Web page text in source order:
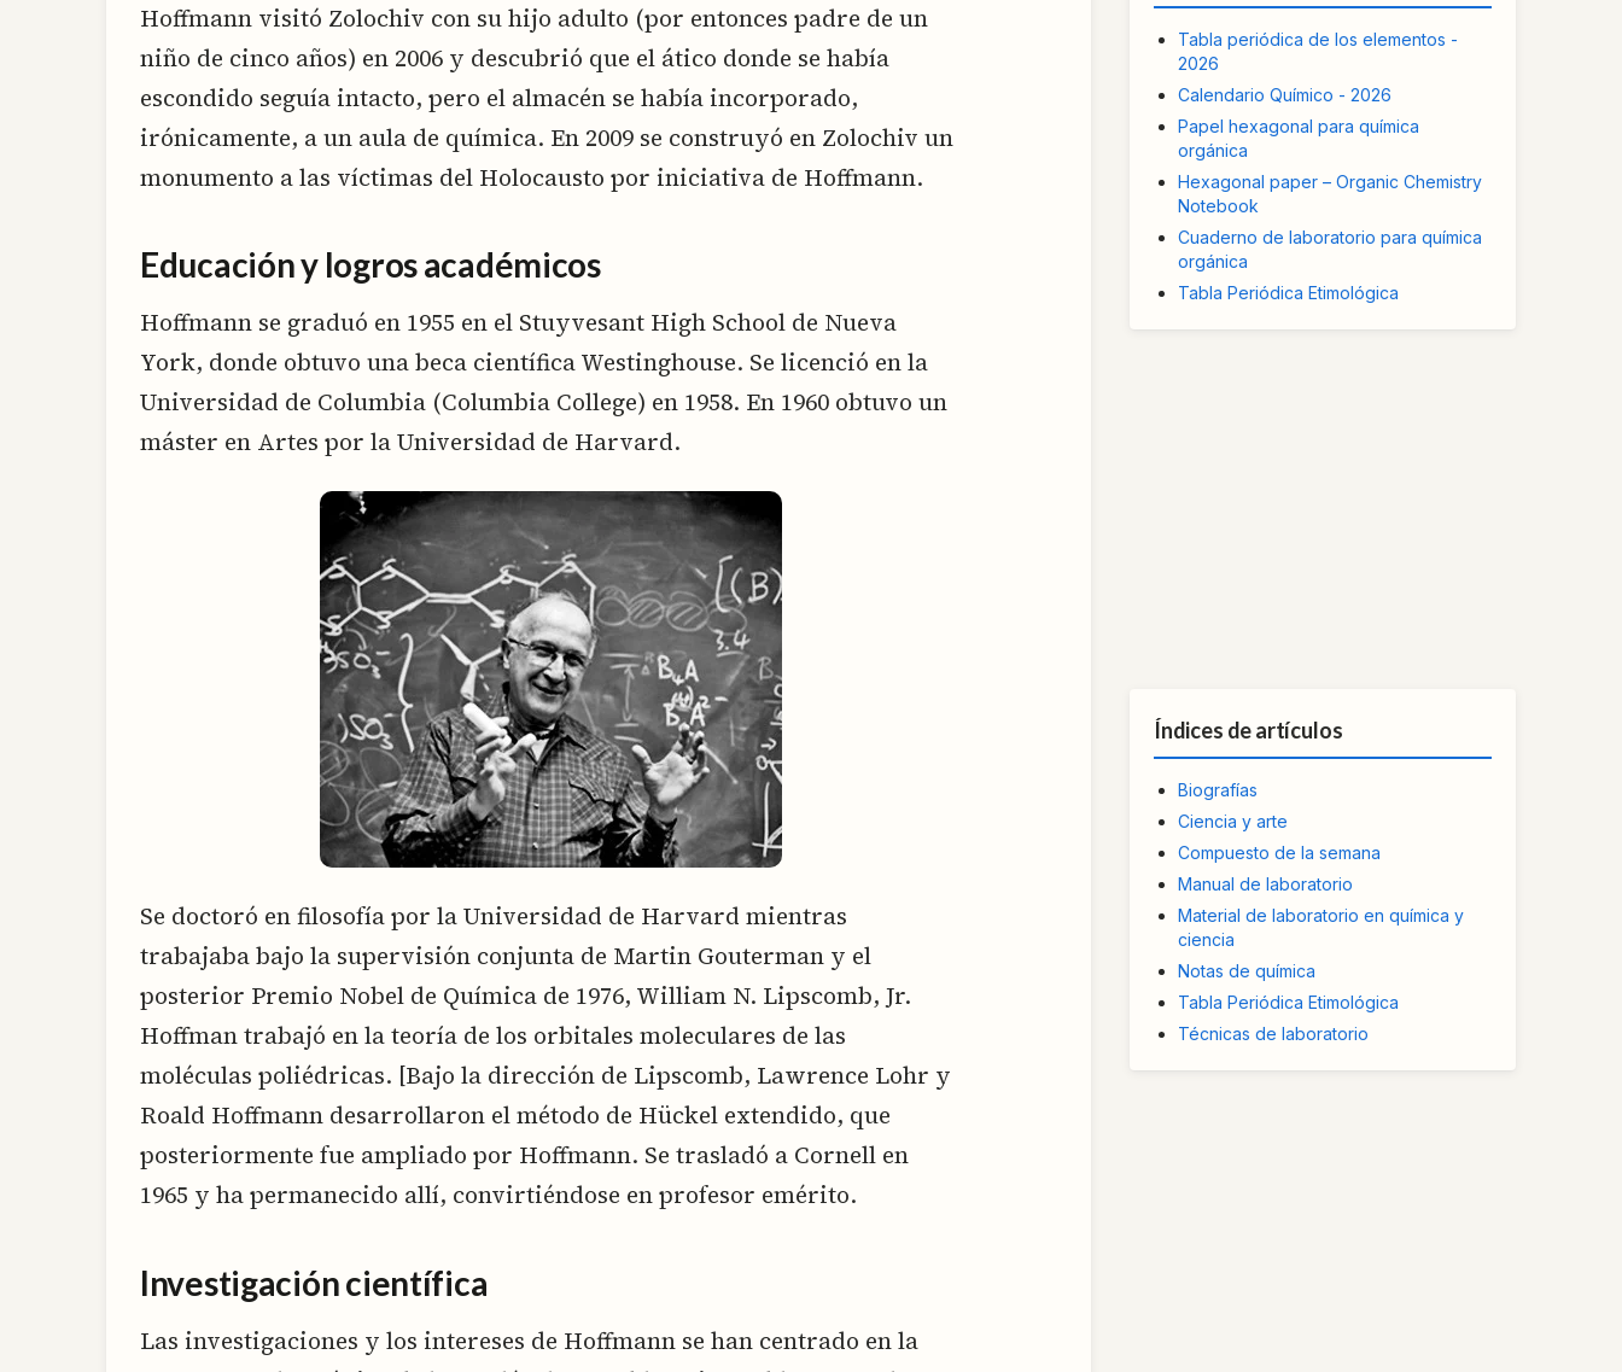
Hoffmann visitó Zolochiv con su hijo adulto (por entonces padre de un
niño de cinco años) en 2006 y descubrió que el ático donde se había
escondido seguía intacto, pero el almacén se había incorporado,
irónicamente, a un aula de química. En 2009 se construyó en Zolochiv un
monumento a las víctimas del Holocausto por iniciativa de Hoffmann.
Educación y logros académicos
Hoffmann se graduó en 1955 en el Stuyvesant High School de Nueva
York, donde obtuvo una beca científica Westinghouse. Se licenció en la
Universidad de Columbia (Columbia College) en 1958. En 1960 obtuvo un
máster en Artes por la Universidad de Harvard.
Se doctoró en filosofía por la Universidad de Harvard mientras
trabajaba bajo la supervisión conjunta de Martin Gouterman y el
posterior Premio Nobel de Química de 1976, William N. Lipscomb, Jr.
Hoffman trabajó en la teoría de los orbitales moleculares de las
moléculas poliédricas. [Bajo la dirección de Lipscomb, Lawrence Lohr y
Roald Hoffmann desarrollaron el método de Hückel extendido, que
posteriormente fue ampliado por Hoffmann. Se trasladó a Cornell en
1965 y ha permanecido allí, convirtiéndose en profesor emérito.
Investigación científica
Las investigaciones y los intereses de Hoffmann se han centrado en la
Tabla periódica de los elementos -
2026
Calendario Químico - 2026
Papel hexagonal para química
orgánica
Hexagonal paper – Organic Chemistry
Notebook
Cuaderno de laboratorio para química
orgánica
Tabla Periódica Etimológica
Índices de artículos
Biografías
Ciencia y arte
Compuesto de la semana
Manual de laboratorio
Material de laboratorio en química y
ciencia
Notas de química
Tabla Periódica Etimológica
Técnicas de laboratorio